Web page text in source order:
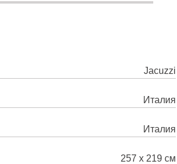
Jacuzzi
Италия
Италия
257 х 219 см